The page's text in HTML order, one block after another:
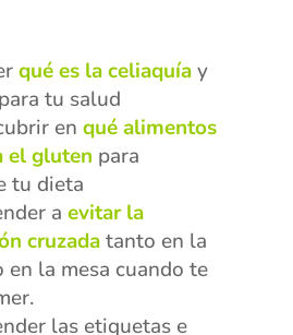
qué es la celiaquíay
tu salud
en qué alimentos
el gluten para
tu dieta
a evitar la
cruzadatanto en la
en la mesa cuando te
las etiquetas e